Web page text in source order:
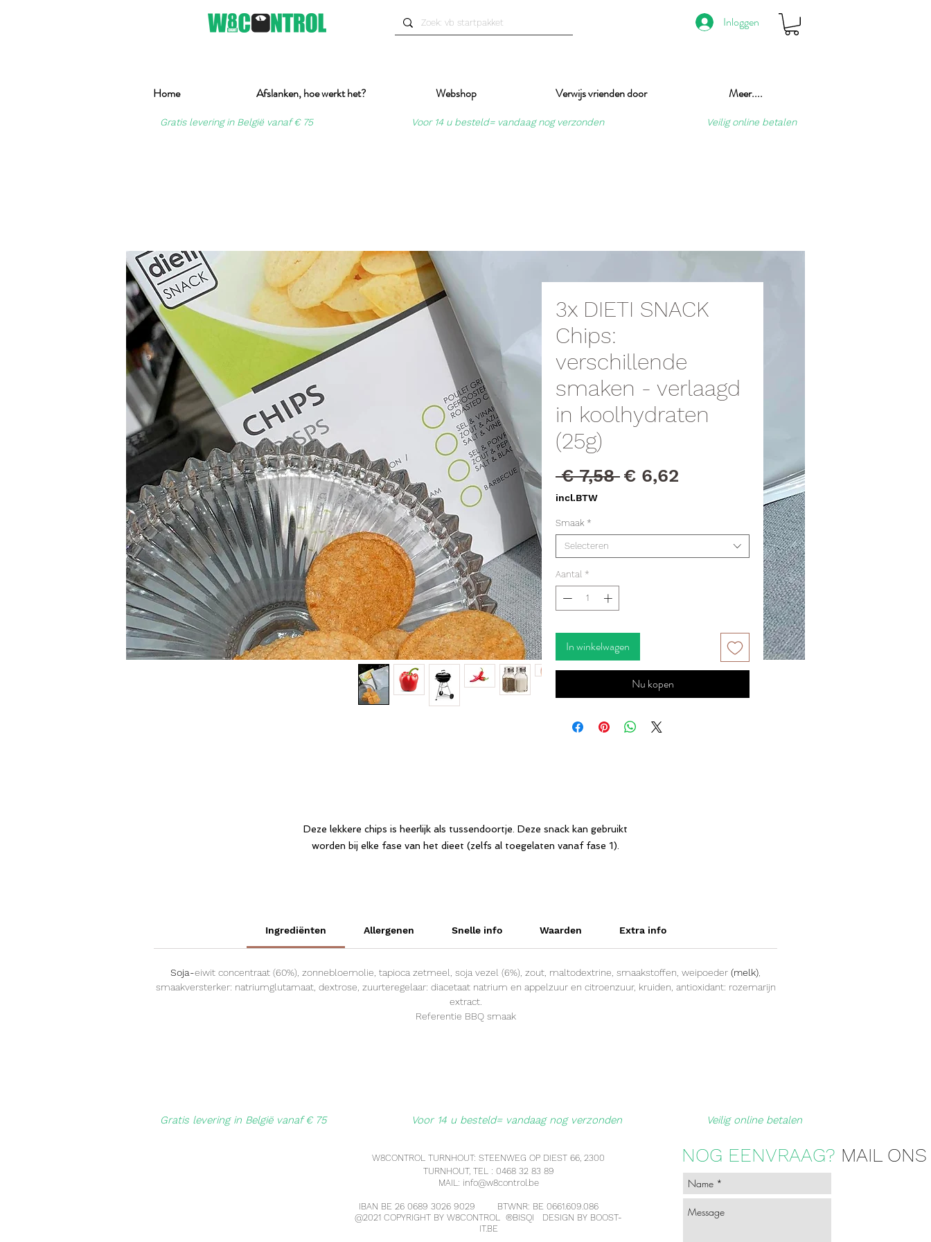
Inloggen
Home Afslanken, hoe werkt het? Webshop Verwijs vrienden door Meer....
Gratis levering in België vanaf € 75 Voor 14 u besteld= vandaag nog verzonden Veilig online betalen
3x DIETI SNACK
Chips:
verschillende
smaken - verlaagd
in koolhydraten
(25g)
€ 7,58 Normale
€ 6,62 Verkoopprijs
incl.BTW
Smaak *
Selecteren
Aantal *
In winkelwagen
Nu kopen
Deze lekkere chips is heerlijk als tussendoortje. Deze snack kan gebruikt
worden bij elke fase van het dieet (zelfs al toegelaten vanaf fase 1).
Ingrediënten
Allergenen Snelle info Waarden Extra info
Soja-eiwit concentraat (60%), zonnebloemolie, tapioca zetmeel, soja vezel (6%), zout, maltodextrine, smaakstoffen, weipoeder (melk)
smaakversterker: natriumglutamaat, dextrose, zuurteregelaar: diacetaat natrium en appelzuur en citroenzuur, kruiden, antioxidant: rozemarijn
extract.
Referentie BBQ smaak
Gratis levering in België vanaf € 75 Voor 14 u besteld= vandaag nog verzonden Veilig online betalen
W8CONTROL TURNHOUT: STEENWEG OP DIEST 66, 2300
TURNHOUT, TEL : 0468 32 83 89
MAIL: info@w8control.be
IBAN BE 26 0689 3026 9029 BTWNR: BE 0661.609.086
@2021 COPYRIGHT BY W8CONTROL ®BISQI
DESIGN BY BOOST-
IT.BE
NOG EENVRAAG? MAIL ONS